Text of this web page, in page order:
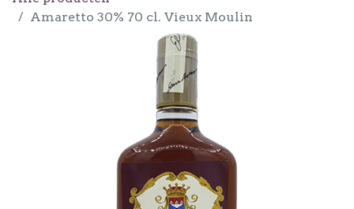
Amaretto 30% 70 cl. Vieux Moulin